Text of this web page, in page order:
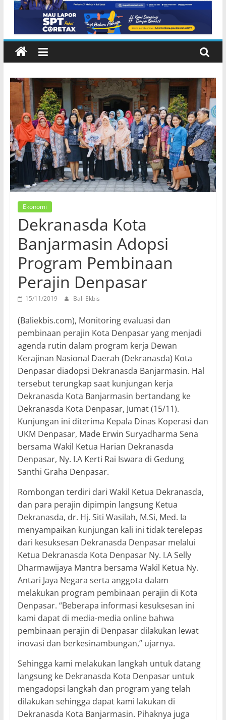
Inggris dan Peluang Studi
Internasional
Ekonomi
Dekranasda Kota
Banjarmasin Adopsi
Program Pembinaan
Perajin Denpasar
15/11/2019 Bali Ekbis
(Baliekbis.com), Monitoring evaluasi dan
pembinaan perajin Kota Denpasar yang menjadi
agenda rutin dalam program kerja Dewan
Kerajinan Nasional Daerah (Dekranasda) Kota
Denpasar diadopsi Dekranasda Banjarmasin. Hal
tersebut terungkap saat kunjungan kerja
Dekranasda Kota Banjarmasin bertandang ke
Dekranasda Kota Denpasar, Jumat (15/11).
Kunjungan ini diterima Kepala Dinas Koperasi dan
UKM Denpasar, Made Erwin Suryadharma Sena
bersama Wakil Ketua Harian Dekranasda
Denpasar, Ny. I.A Kerti Rai Iswara di Gedung
Santhi Graha Denpasar.
Rombongan terdiri dari Wakil Ketua Dekranasda,
dan para perajin dipimpin langsung Ketua
Dekranasda, dr. Hj. Siti Wasilah, M.Si, Med. Ia
menyampaikan kunjungan kali ini tidak terelepas
dari kesuksesan Dekranasda Denpasar melalui
Ketua Dekranasda Kota Denpasar Ny. I.A Selly
Dharmawijaya Mantra bersama Wakil Ketua Ny.
Antari Jaya Negara serta anggota dalam
melakukan program pembinaan perajin di Kota
Denpasar. “Beberapa informasi kesuksesan ini
kami dapat di media-media online bahwa
pembinaan perajin di Denpasar dilakukan lewat
inovasi dan berkesinambungan,” ujarnya.
Sehingga kami melakukan langkah untuk datang
langsung ke Dekranasda Kota Denpasar untuk
mengadopsi langkah dan program yang telah
dilakukan sehingga dapat kami lakukan di
Dekranasda Kota Banjarmasin. Pihaknya juga